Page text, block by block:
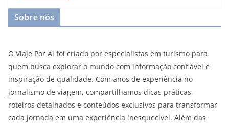
Sobre nós
O Viaje Por Aí foi criado por especialistas em turismo para
quem busca explorar o mundo com informação confiável e
inspiração de qualidade. Com anos de experiência no
jornalismo de viagem, compartilhamos dicas práticas,
roteiros detalhados e conteúdos exclusivos para transformar
cada jornada em uma experiência inesquecível. Além das